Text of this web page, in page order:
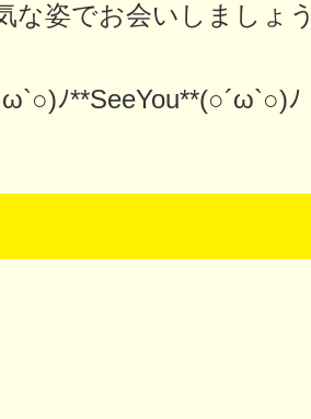
な姿でお会いしましょ
ﾉ**SeeYou**(○´ω`○)ﾉ